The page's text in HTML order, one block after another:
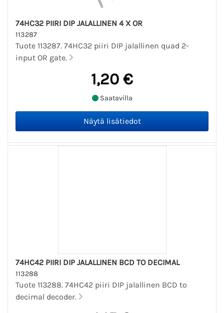
74HC32 PIIRI DIP JALALLINEN 4 X OR
113287
Tuote 113287. 74HC32 piiri DIP jalallinen quad 2-
input OR gate.
1,20 €
Saatavilla
74HC42 PIIRI DIP JALALLINEN BCD TO DECIMAL
113288
Tuote 113288. 74HC42 piiri DIP jalallinen BCD to
decimal decoder.